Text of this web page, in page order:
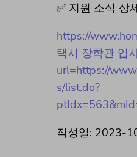
✅ 지원 소식 상
https://
택시 장학관 입
url=https://
s/list.do?
작성일: 2023-